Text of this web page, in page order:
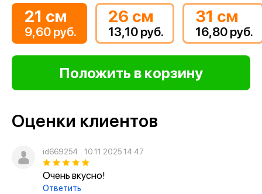
21 см
9,60 руб.
26 см
13,10 руб.
31 см
16,80 руб.
Оценки клиентов
id669254 10.11.2025 14:47
Очень вкусно!
Ответить